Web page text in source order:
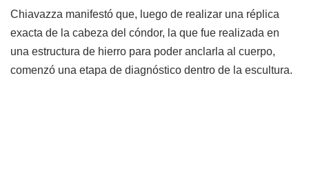
Chiavazza manifestó que, luego de realizar una réplica
exacta de la cabeza del cóndor, la que fue realizada en
una estructura de hierro para poder anclarla al cuerpo,
comenzó una etapa de diagnóstico dentro de la escultura.